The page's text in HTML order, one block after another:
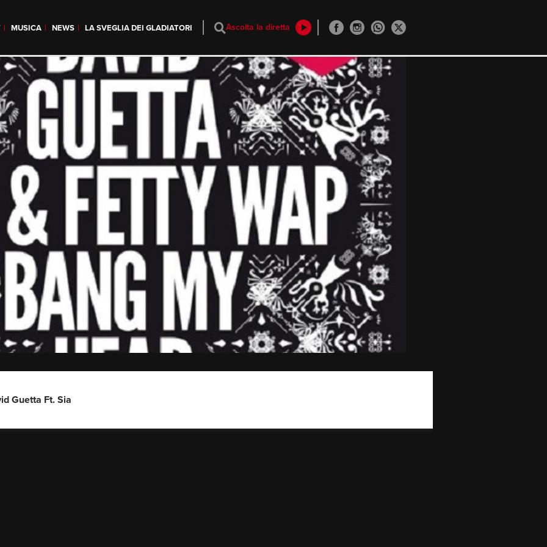
MUSICA NEWS LA SVEGLIA DEI GLADIATORI Ascolta la diretta
Guetta Ft. Sia